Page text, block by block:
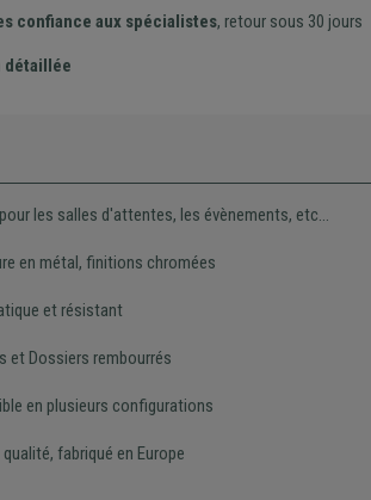
confiance aux spécialistes, retour sous 30 jours
détaillée
les salles d'attentes, les évènements, etc...
en métal, finitions chromées
et résistant
et Dossiers rembourrés
en plusieurs configurations
qualité, fabriqué en Europe